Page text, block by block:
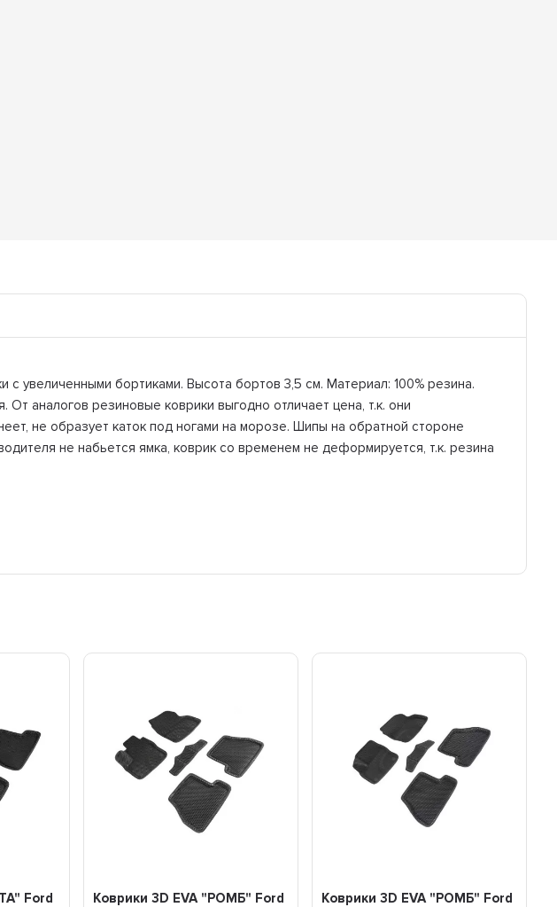
с увеличенными бортиками. Высота бортов 3,5 см. Материал: 100% резина.
аналогов резиновые коврики выгодно отличает цена, т.к. они
не образует каток под ногами на морозе. Шипы на обратной стороне
не набьется ямка, коврик со временем не деформируется, т.к. резина
Ford
Коврики 3D EVA "РОМБ" Ford
Коврики 3D EVA "РОМБ" Ford